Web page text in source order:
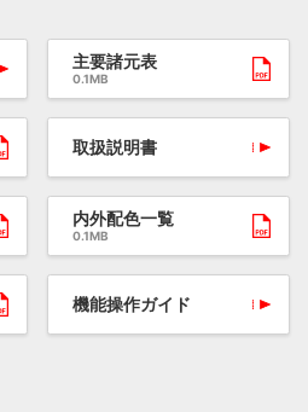
主要諸元表
0.1MB
取扱説明書
内外配色一覧
0.1MB
機能操作ガイド